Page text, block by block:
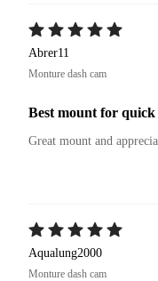
Abrer11
Monture dash cam
Best mount for quick
Great mount and
Aqualung2000
Monture dash cam